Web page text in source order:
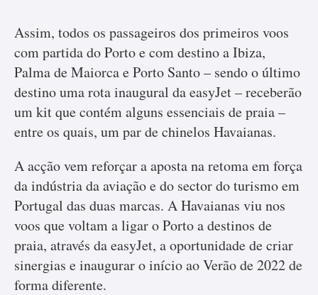
Assim, todos os passageiros dos primeiros voos
com partida do Porto e com destino a Ibiza,
Palma de Maiorca e Porto Santo – sendo o último
destino uma rota inaugural da easyJet – receberão
um kit que contém alguns essenciais de praia –
entre os quais, um par de chinelos Havaianas.
A acção vem reforçar a aposta na retoma em força
da indústria da aviação e do sector do turismo em
Portugal das duas marcas. A Havaianas viu nos
voos que voltam a ligar o Porto a destinos de
praia, através da easyJet, a oportunidade de criar
sinergias e inaugurar o início ao Verão de 2022 de
forma diferente.